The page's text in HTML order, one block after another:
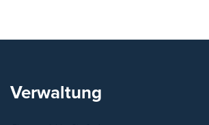
Verwaltung